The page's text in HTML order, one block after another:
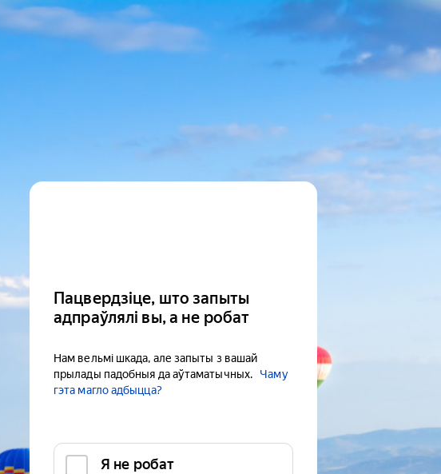
Пацвердзіце, што запыты
адпраўлялі вы, а не робат
Нам вельмі шкада, але запыты з вашай
прылады падобныя да аўтаматычных.
Чаму
гэта магло адбыцца?
Я не робат